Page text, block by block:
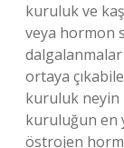
kuruluk ve
veya hormon
ortaya
kuruluk neyin
kuruluğun en
östrojen